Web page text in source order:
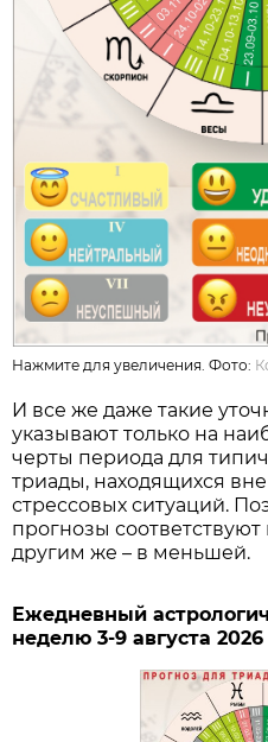
Нажмите для увеличения. Фото:
И все же даже такие
указывают только на
черты периода для
триады, находящихся
стрессовых ситуаций.
прогнозы
другим же – в меньшей.
Ежедневный
неделю 3-9 августа 2026